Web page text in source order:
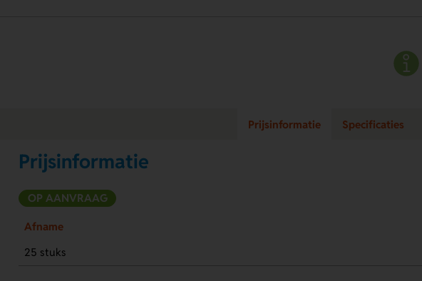
Prijsinformatie Specificaties
Prijsinformatie
OP AANVRAAG
Afname
25 stuks